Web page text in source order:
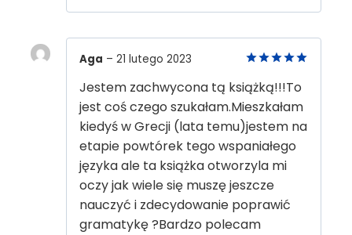
Aga – 21 lutego 2023
Jestem zachwycona tą książką!!!To
jest coś czego szukałam.Mieszkałam
kiedyś w Grecji (lata temu)jestem na
etapie powtórek tego wspaniałego
języka ale ta książka otworzyla mi
oczy jak wiele się muszę jeszcze
nauczyć i zdecydowanie poprawić
gramatykę ?Bardzo polecam